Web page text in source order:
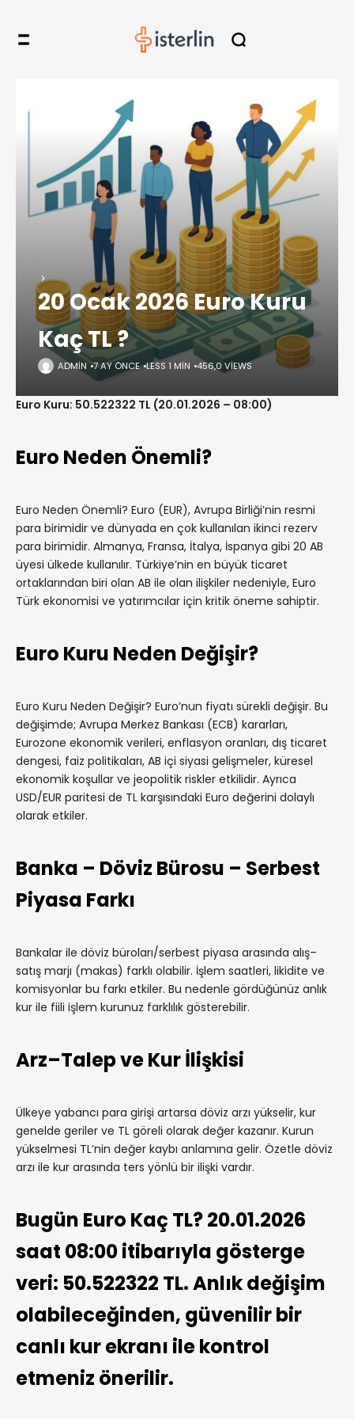
20 Ocak 2026 Euro Kuru
Kaç TL ?
ADMIN 7 AY ÖNCE LESS 1 MIN 456,0 VIEWS
Euro Kuru: 50.522322 TL (20.01.2026 – 08:00)
Euro Neden Önemli?
Euro Neden Önemli? Euro (EUR), Avrupa Birliği’nin resmi
para birimidir ve dünyada en çok kullanılan ikinci rezerv
para birimidir. Almanya, Fransa, İtalya, İspanya gibi 20 AB
üyesi ülkede kullanılır. Türkiye’nin en büyük ticaret
ortaklarından biri olan AB ile olan ilişkiler nedeniyle, Euro
Türk ekonomisi ve yatırımcılar için kritik öneme sahiptir.
Euro Kuru Neden Değişir?
Euro Kuru Neden Değişir? Euro’nun fiyatı sürekli değişir. Bu
değişimde; Avrupa Merkez Bankası (ECB) kararları,
Eurozone ekonomik verileri, enflasyon oranları, dış ticaret
dengesi, faiz politikaları, AB içi siyasi gelişmeler, küresel
ekonomik koşullar ve jeopolitik riskler etkilidir. Ayrıca
USD/EUR paritesi de TL karşısındaki Euro değerini dolaylı
olarak etkiler.
Banka – Döviz Bürosu – Serbest
Piyasa Farkı
Bankalar ile döviz büroları/serbest piyasa arasında alış–
satış marjı (makas) farklı olabilir. İşlem saatleri, likidite ve
komisyonlar bu farkı etkiler. Bu nedenle gördüğünüz anlık
kur ile fiili işlem kurunuz farklılık gösterebilir.
Arz–Talep ve Kur İlişkisi
Ülkeye yabancı para girişi artarsa döviz arzı yükselir, kur
genelde geriler ve TL göreli olarak değer kazanır. Kurun
yükselmesi TL’nin değer kaybı anlamına gelir. Özetle döviz
arzı ile kur arasında ters yönlü bir ilişki vardır.
Bugün Euro Kaç TL? 20.01.2026
saat 08:00 itibarıyla gösterge
veri: 50.522322 TL. Anlık değişim
olabileceğinden, güvenilir bir
canlı kur ekranı ile kontrol
etmeniz önerilir.